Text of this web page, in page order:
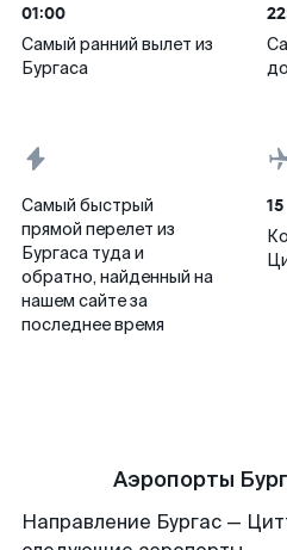
01:00
Самый ранний вылет из
Бургаса
Самый быстрый
прямой перелет из
Бургаса туда и
обратно, найденный на
нашем сайте за
последнее время
15
Аэропорты
Направление Бургас —